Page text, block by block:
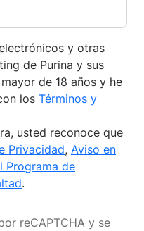
y otras
de Purina y sus
de 18 años y he
los Términos y
usted reconoce que
Privacidad, Aviso en
Programa de
.
reCAPTCHA y se